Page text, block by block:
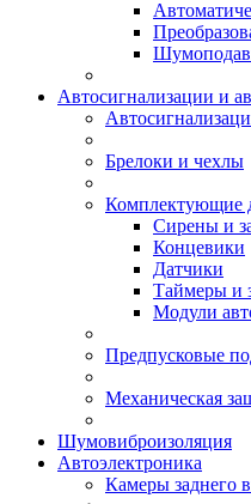
Автосигнализации и
Брелоки и чехлы
Комплектующие
Сирены и
Концевики
Датчики
Таймеры и
Модули
Предпусковые
Механическая
Шумовиброизоляция
Автоэлектроника
Камеры заднего